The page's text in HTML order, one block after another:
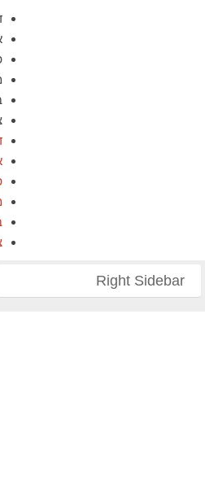
Right Sidebar